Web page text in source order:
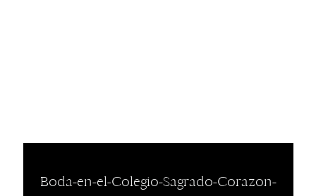
Boda-en-el-Colegio-Sagrado-Corazon-